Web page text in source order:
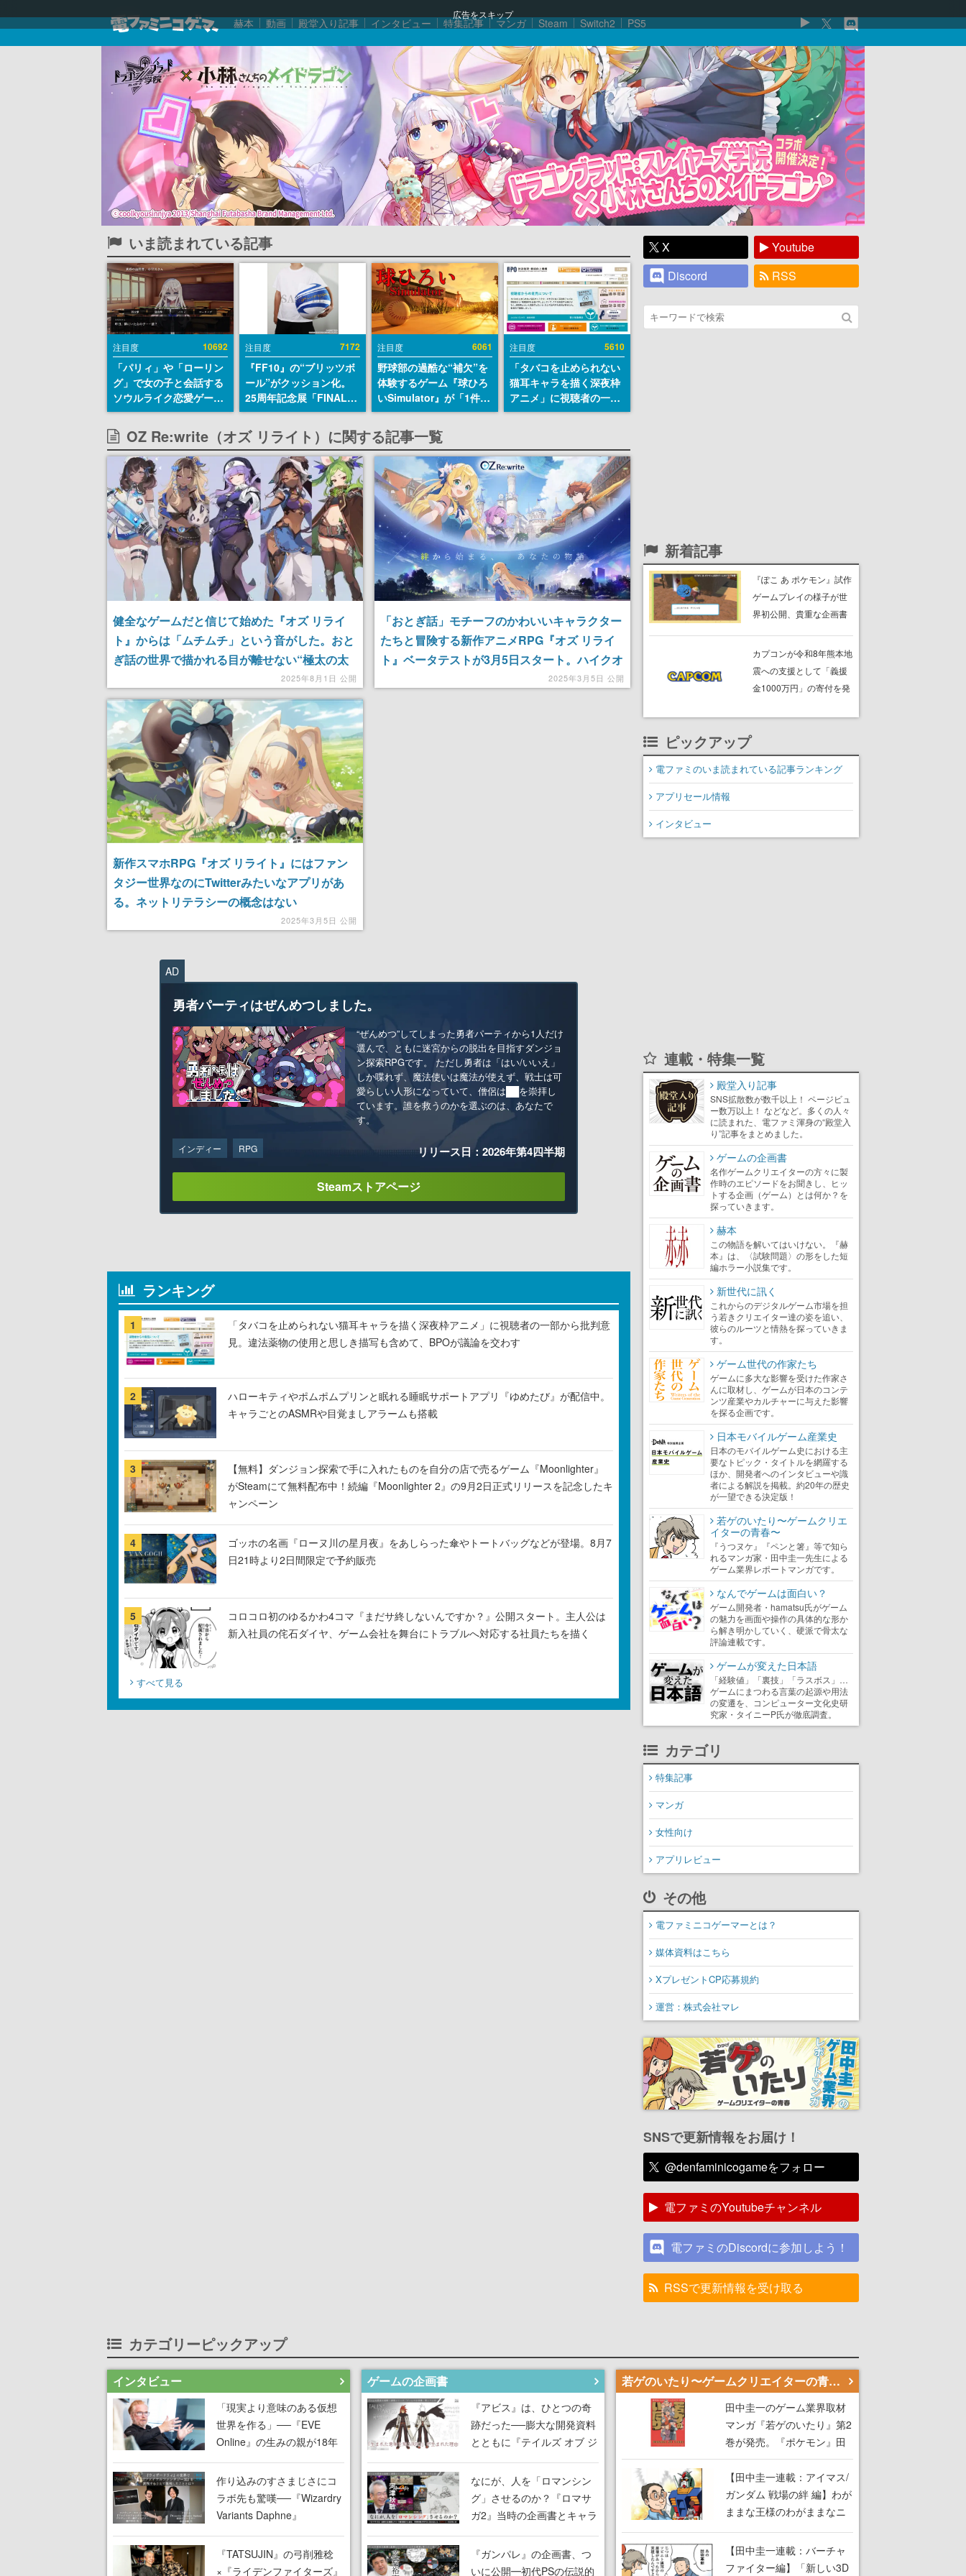
広告をスキップ
赫本 動画 殿堂入り記事 インタビュー 特集記事 マンガ Steam Switch2 PS5
いま読まれている記事
注目度 10692
「パリィ」や「ローリン
グ」で女の子と会話する
ソウルライク恋愛ゲーム
『小早川さんはソウルラ
イク』無料公開。返事に
失敗すると「YOU
DIED」
注目度 7172
『FF10』の“ブリッツボ
ール”がクッション化。
25周年記念展「FINAL
FANTASY X MUSEUM-
幻光の記憶-」のグッズ情
報が一部公開
注目度 6061
野球部の過酷な“補欠”を
体験するゲーム『球ひろ
いSimulator』が「1件」
のウィッシュリストをも
とにチェコ語に対応し
SNSで話題に。『キング
ダム・カム』開発元やチ
ェコのプロ野球選手から
称賛の声
注目度 5610
「タバコを止められない
猫耳キャラを描く深夜枠
アニメ」に視聴者の一部
から批判意見。違法薬物
す
OZ Re:write（オズ リライト）に関する記事一覧
健全なゲームだと信じて始めた『オズ リライ
ト』からは「ムチムチ」という音がした。おと
ぎ話の世界で描かれる目が離せない“極太の太
2025年8月1日 公開
「おとぎ話」モチーフのかわいいキャラクター
たちと冒険する新作アニメRPG『オズ リライ
ト』ベータテストが3月5日スタート。ハイクオ
リティの2Dアニメで描かれる戦闘シーンにも
2025年3月5日 公開
新作スマホRPG『オズ リライト』にはファン
タジー世界なのにTwitterみたいなアプリがあ
る。ネットリテラシーの概念はない
2025年3月5日 公開
AD
勇者パーティはぜんめつしました。
“ぜんめつ”してしまった勇者パーティから1人だけ
選んで、ともに迷宮からの脱出を目指すダンジョ
ン探索RPGです。 ただし勇者は「はい/いいえ」
しか喋れず、魔法使いは魔法が使えず、戦士は可
愛らしい人形になっていて、僧侶は██を崇拝し
ています。誰を救うのかを選ぶのは、あなたで
す。
インディー RPG リリース日：2026年第4四半期
Steamストアページ
ランキング
1
「タバコを止められない猫耳キャラを描く深夜枠アニメ」に視聴者の一部から批判意
見。違法薬物の使用と思しき描写も含めて、BPOが議論を交わす
2
ハローキティやポムポムプリンと眠れる睡眠サポートアプリ『ゆめたび』が配信中。
キャラごとのASMRや目覚ましアラームも搭載
3
【無料】ダンジョン探索で手に入れたものを自分の店で売るゲーム『Moonlighter』
がSteamにて無料配布中！続編『Moonlighter 2』の9月2日正式リリースを記念したキ
ャンペーン
4
ゴッホの名画『ローヌ川の星月夜』をあしらった傘やトートバッグなどが登場。8月7
日21時より2日間限定で予約販売
5
コロコロ初のゆるかわ4コマ『まだサ終しないんですか？』公開スタート。主人公は
新入社員の侘石ダイヤ、ゲーム会社を舞台にトラブルへ対応する社員たちを描く
すべて見る
X
Youtube
Discord
RSS
新着記事
『ぽこ あ ポケモン』試作
ゲームプレイの様子が世
界初公開、貴重な企画書
ームフリーク・大森滋氏
が開発秘話を語る動画が
ゲームフリーク公式
カプコンが令和8年熊本地
震への支援として「義援
金1000万円」の寄付を発
ピックアップ
電ファミのいま読まれている記事ランキング
アプリセール情報
インタビュー
連載・特集一覧
殿堂入り記事
SNS拡散数が数千以上！ ページビュ
ー数万以上！ などなど。多くの人々
に読まれた、電ファミ渾身の“殿堂入
り”記事をまとめました。
ゲームの企画書
名作ゲームクリエイターの方々に製
作時のエピソードをお聞きし、ヒッ
トする企画（ゲーム）とは何か？を
探っていきます。
赫本
この物語を解いてはいけない。『赫
本』は、〈試験問題〉の形をした短
編ホラー小説集です。
新世代に訊く
これからのデジタルゲーム市場を担
う若きクリエイター達の姿を追い、
彼らのルーツと情熱を探っていきま
す。
ゲーム世代の作家たち
ゲームに多大な影響を受けた作家さ
んに取材し、ゲームが日本のコンテ
ンツ産業やカルチャーに与えた影響
を探る企画です。
日本モバイルゲーム産業史
日本のモバイルゲーム史における主
要なトピック・タイトルを網羅する
ほか、開発者へのインタビューや識
者による解説を掲載。約20年の歴史
が一望できる決定版！
若ゲのいたり〜ゲームクリエ
イターの青春〜
『うつヌケ』『ペンと箸』等で知ら
れるマンガ家・田中圭一先生による
ゲーム業界レポートマンガです。
なんでゲームは面白い？
ゲーム開発者・hamatsu氏がゲーム
の魅力を画面や操作の具体的な形か
ら解き明かしていく、硬派で骨太な
評論連載です。
ゲームが変えた日本語
「経験値」「裏技」「ラスボス」…
ゲームにまつわる言葉の起源や用法
の変遷を、コンピューター文化史研
究家・タイニーP氏が徹底調査。
カテゴリ
特集記事
マンガ
女性向け
アプリレビュー
その他
電ファミニコゲーマーとは？
媒体資料はこちら
XプレゼントCP応募規約
運営：株式会社マレ
SNSで更新情報をお届け！
@denfaminicogameをフォロー
電ファミのYoutubeチャンネル
電ファミのDiscordに参加しよう！
RSSで更新情報を受け取る
カテゴリーピックアップ
インタビュー
「現実より意味のある仮想
世界を作る」──『EVE
Online』の生みの親が18年
言”は、比喩ではなく本気だ
った
作り込みのすさまじさにコ
ラボ先も驚嘆──『Wizardry
Variants Daphne』
定なのにジョブもキャラも
武器も戦闘システムもワン
『TATSUJIN』の弓削雅稔
×『ライデンファイターズ』
ゲームの企画書
『アビス』は、ひとつの奇
跡だった──膨大な開発資料
とともに『テイルズ オブ ジ
「生まれた意味を知る
RPG」が生まれた理由【ゲ
ームの企画書】
なにが、人を「ロマンシン
グ」させるのか？『ロマサ
ガ2』当時の企画書とキャラ
がRPGに生み出した「ロマ
ン」の正体とは【ゲームの
『ガンパレ』の企画書、つ
いに公開━初代PSの伝説的
若ゲのいたり〜ゲームクリエイターの青春〜
田中圭一のゲーム業界取材
マンガ『若ゲのいたり』第2
巻が発売。『ポケモン』田
尻智さん、『ゼビウス』遠
藤雅伸さんらの貴重なエピ
ソードを収録
【田中圭一連載：アイマス/
ガンダム 戦場の絆 編】わが
ままな王様のわがままなニ
朗が貫く姿勢に、ゲームク
リエイターとしての矜持を
【田中圭一連載：バーチャ
ファイター編】「新しい3D